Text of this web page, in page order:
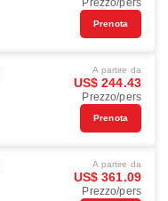
Prezzo/pers
Prenota
A partire da
US$ 244.43
Prezzo/pers
Prenota
A partire da
US$ 361.09
Prezzo/pers